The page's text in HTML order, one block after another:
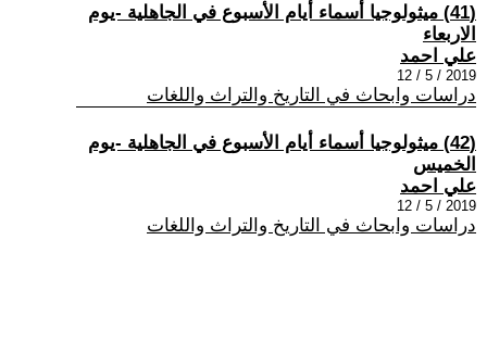
(41) ميثولوجيا أسماء أيام الأسبوع في الجاهلية -يوم
الاربعاء
علي احمد
2019 / 5 / 12
دراسات وابحاث في التاريخ والتراث واللغات
(42) ميثولوجيا أسماء أيام الأسبوع في الجاهلية -يوم
الخميس
علي احمد
2019 / 5 / 12
دراسات وابحاث في التاريخ والتراث واللغات